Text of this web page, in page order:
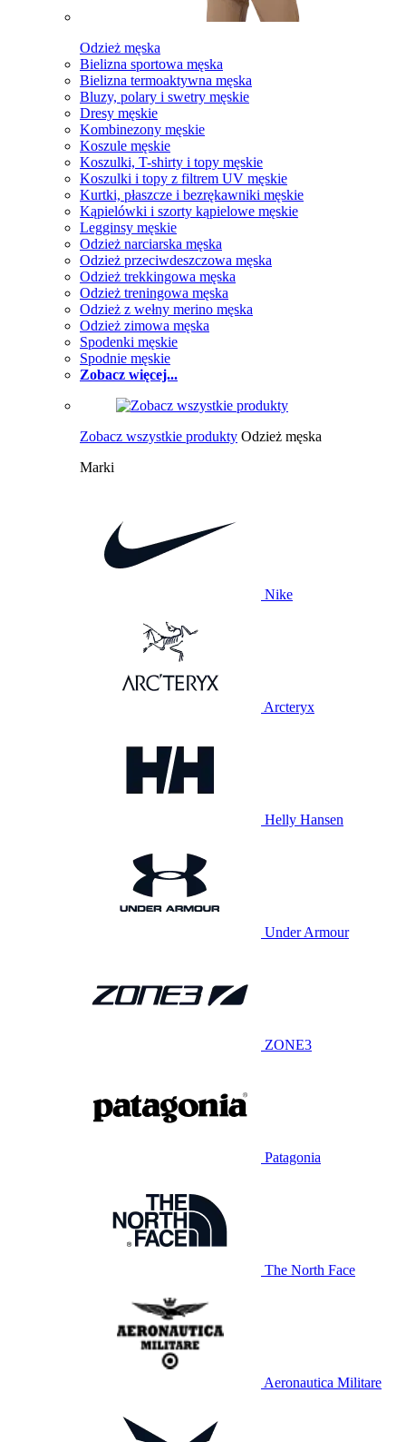
Odzież męska
Bielizna sportowa męska
Bielizna termoaktywna męska
Bluzy, polary i swetry męskie
Dresy męskie
Kombinezony męskie
Koszule męskie
Koszulki, T-shirty i topy męskie
Koszulki i topy z filtrem UV męskie
Kurtki, płaszcze i bezrękawniki męskie
Kąpielówki i szorty kąpielowe męskie
Legginsy męskie
Odzież narciarska męska
Odzież przeciwdeszczowa męska
Odzież trekkingowa męska
Odzież treningowa męska
Odzież z wełny merino męska
Odzież zimowa męska
Spodenki męskie
Spodnie męskie
Zobacz więcej...
Zobacz wszystkie produkty Odzież męska
Marki
Nike
Arcteryx
Helly Hansen
Under Armour
ZONE3
Patagonia
The North Face
Aeronautica Militare